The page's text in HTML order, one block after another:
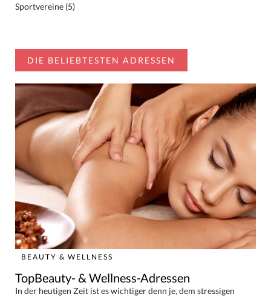
Sportvereine (5)
DIE BELIEBTESTEN ADRESSEN
BEAUTY & WELLNESS
TopBeauty- & Wellness-Adressen
In der heutigen Zeit ist es wichtiger denn je, dem stressigen